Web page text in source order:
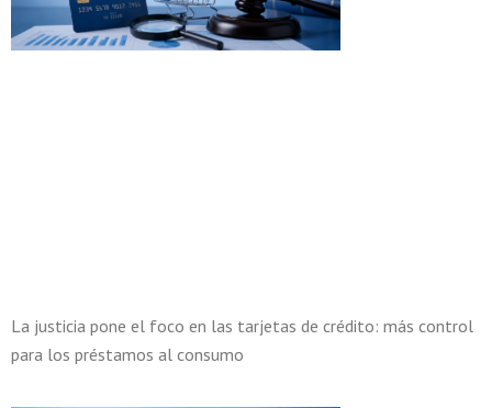
La justicia pone el foco en las tarjetas de crédito: más control
para los préstamos al consumo